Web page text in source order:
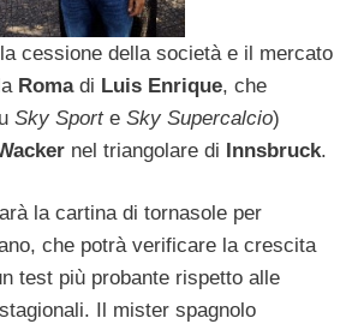
cessione della società e il mercato
Roma di Luis Enrique, che
Sky Sporte Sky Supercalcio)
nel triangolare di Innsbruck.
la cartina di tornasole per
che potrà verificare la crescita
test più probante rispetto alle
Il mister spagnolo